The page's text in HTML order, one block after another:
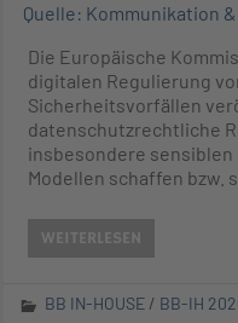
Quelle: Kommunikation
Die Europäische
digitalen Regulierung
Sicherheitsvorfällen
datenschutzrechtliche
insbesondere sensiblen
Modellen schaffen bzw.
WEITERLESEN
BB IN-HOUSE / BB-IH